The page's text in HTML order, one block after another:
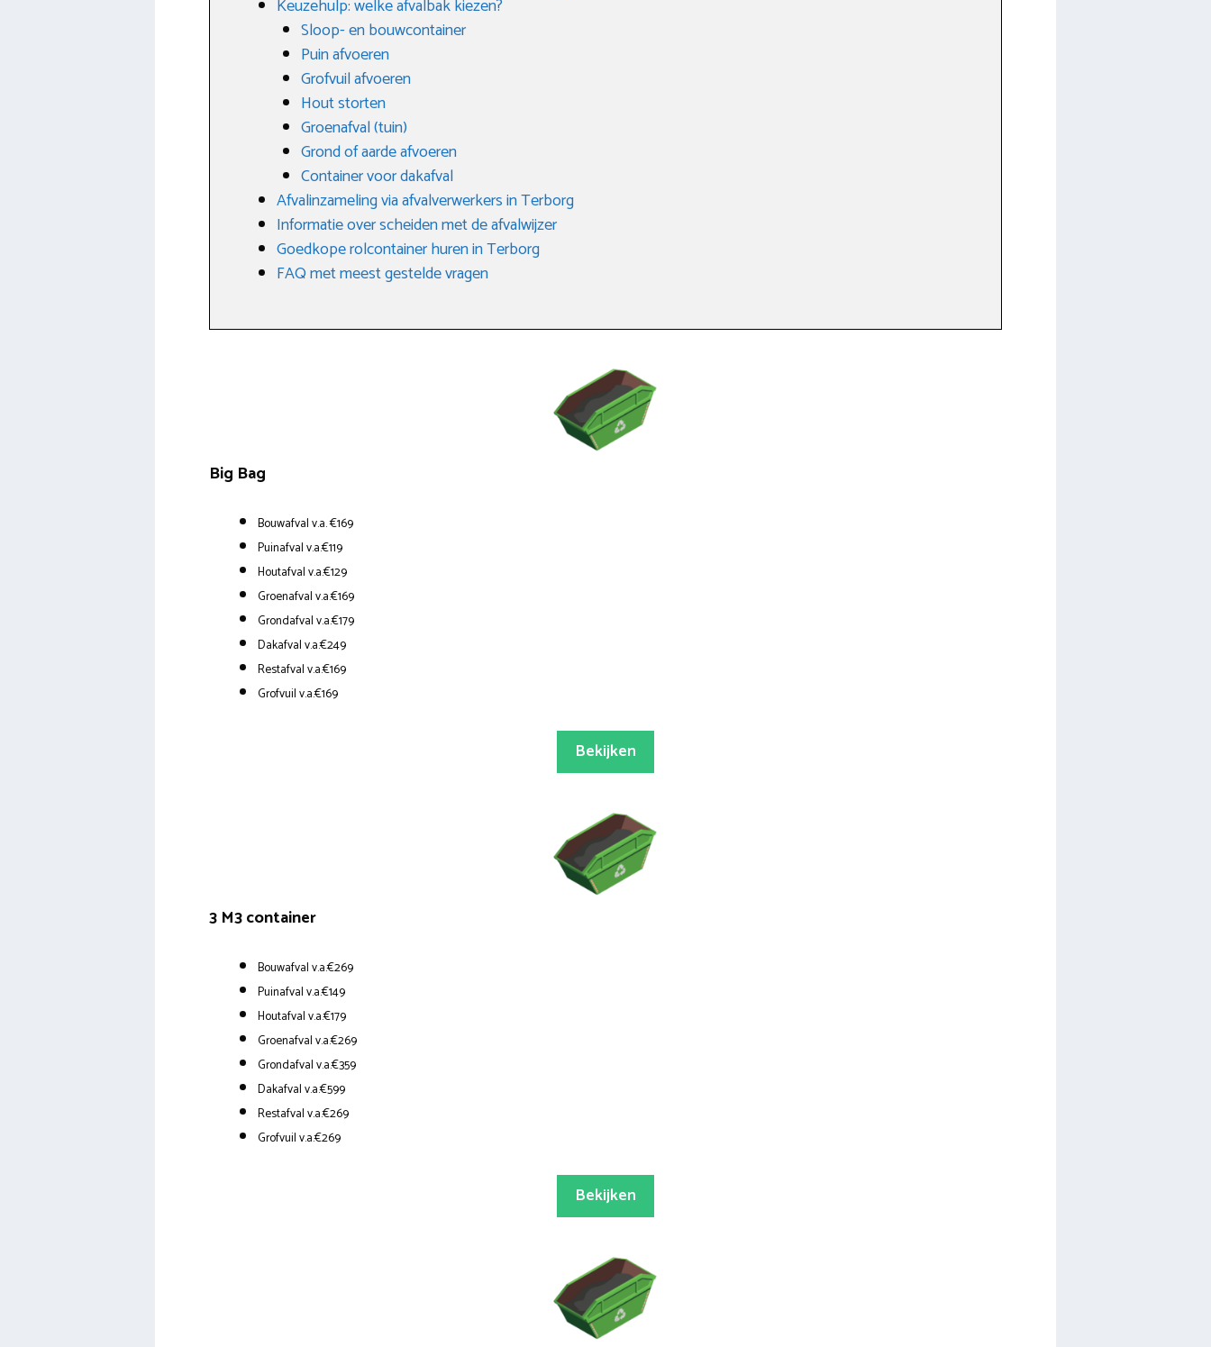
Keuzehulp: welke afvalbak kiezen?
Sloop- en bouwcontainer
Puin afvoeren
Grofvuil afvoeren
Hout storten
Groenafval (tuin)
Grond of aarde afvoeren
Container voor dakafval
Afvalinzameling via afvalverwerkers in Terborg
Informatie over scheiden met de afvalwijzer
Goedkope rolcontainer huren in Terborg
FAQ met meest gestelde vragen
Big Bag
Bouwafval v.a. €169
Puinafval v.a.€119
Houtafval v.a.€129
Groenafval v.a.€169
Grondafval v.a.€179
Dakafval v.a.€249
Restafval v.a.€169
Grofvuil v.a.€169
Bekijken
3 M3 container
Bouwafval v.a.€269
Puinafval v.a.€149
Houtafval v.a.€179
Groenafval v.a.€269
Grondafval v.a.€359
Dakafval v.a.€599
Restafval v.a.€269
Grofvuil v.a.€269
Bekijken